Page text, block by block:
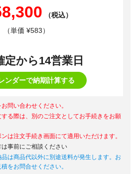
（税込）
（単価 ¥583）
定から14営業日
ンダーで納期計算する
問い合わせください。
る際は、別のご注文としてお手続きをお願
は注文手続き画面にて適用いただけます。
事前にご相談ください
は商品代以外に別途送料が発生します。お
をお問合せください。